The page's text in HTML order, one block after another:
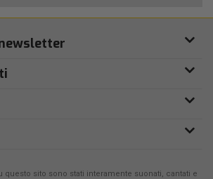
questo sito sono stati interamente suonati, cantati e